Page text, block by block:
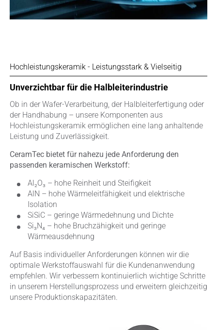
Hochleistungskeramik - Leistungsstark & Vielseitig
Unverzichtbar für die Halbleiterindustrie
Ob in der Wafer-Verarbeitung, der Halbleiterfertigung oder
der Handhabung – unsere Komponenten aus
Hochleistungskeramik ermöglichen eine lang anhaltende
Leistung und Zuverlässigkeit.
CeramTec bietet für nahezu jede Anforderung den
passenden keramischen Werkstoff:
Al₂O₃ – hohe Reinheit und Steifigkeit
AlN – hohe Wärmeleitfähigkeit und elektrische
Isolation
SiSiC – geringe Wärmedehnung und Dichte
Si₃N₄ – hohe Bruchzähigkeit und geringe
Wärmeausdehnung
Auf Basis individueller Anforderungen können wir die
optimale Werkstoffauswahl für die Kundenanwendung
empfehlen. Wir verbessern kontinuierlich wichtige Schritte
in unserem Herstellungsprozess und erweitern gleichzeitig
unsere Produktionskapazitäten.